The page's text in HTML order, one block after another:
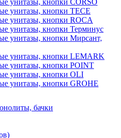
унитазы, кнопки CORSO
унитазы, кнопки TECE
унитазы, кнопки ROCA
унитазы, кнопки Терминус
унитазы, кнопки Мирсант,
унитазы, кнопки LEMARK
унитазы, кнопки POINT
унитазы, кнопки OLI
унитазы, кнопки GROHE
бачки